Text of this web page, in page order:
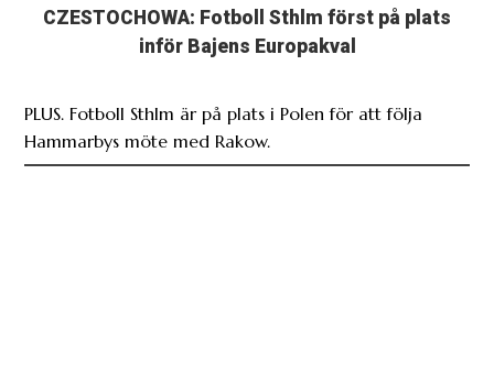
CZESTOCHOWA: Fotboll Sthlm först på plats
inför Bajens Europakval
PLUS. Fotboll Sthlm är på plats i Polen för att följa
Hammarbys möte med Rakow.